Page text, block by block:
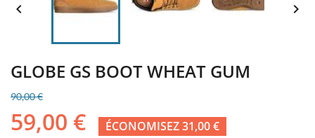
 
GLOBE GS BOOT WHEAT GUM
90,00 €
59,00 € ÉCONOMISEZ 31,00 €